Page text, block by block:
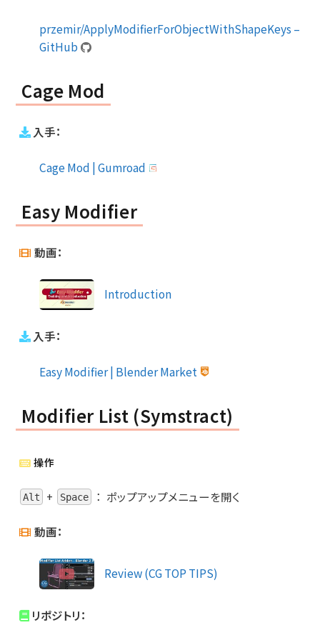
przemir/ApplyModifierForObjectWithShapeKeys –
GitHub
Cage Mod
入手：
Cage Mod | Gumroad
Easy Modifier
動画：
Introduction
入手：
Easy Modifier | Blender Market
Modifier List (Symstract)
操作
Alt + Space ： ポップアップメニューを開く
動画：
Review (CG TOP TIPS)
リポジトリ：